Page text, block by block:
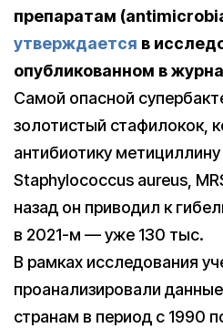
препаратам
утверждается в
опубликованном в
Самой опасной
золотистый стафилокок,
антибиотику
Staphylococcus aureus,
назад он приводил к
в 2021-м — уже 130 тыс.
В рамках исследования
проанализировали
странам в период с 1990